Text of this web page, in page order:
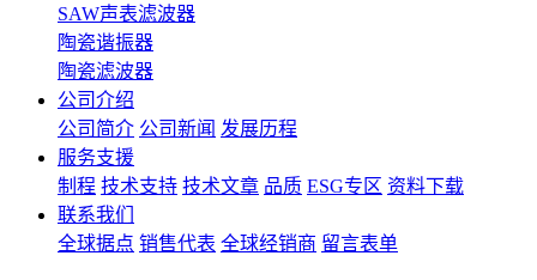
SAW声表滤波器
陶瓷谐振器
陶瓷滤波器
公司介绍
公司简介 公司新闻 发展历程
服务支援
制程 技术支持 技术文章 品质 ESG专区 资料下载
联系我们
全球据点 销售代表 全球经销商 留言表单